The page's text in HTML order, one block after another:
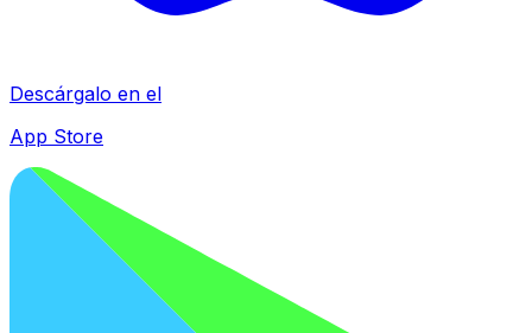
Descárgalo en el
App Store